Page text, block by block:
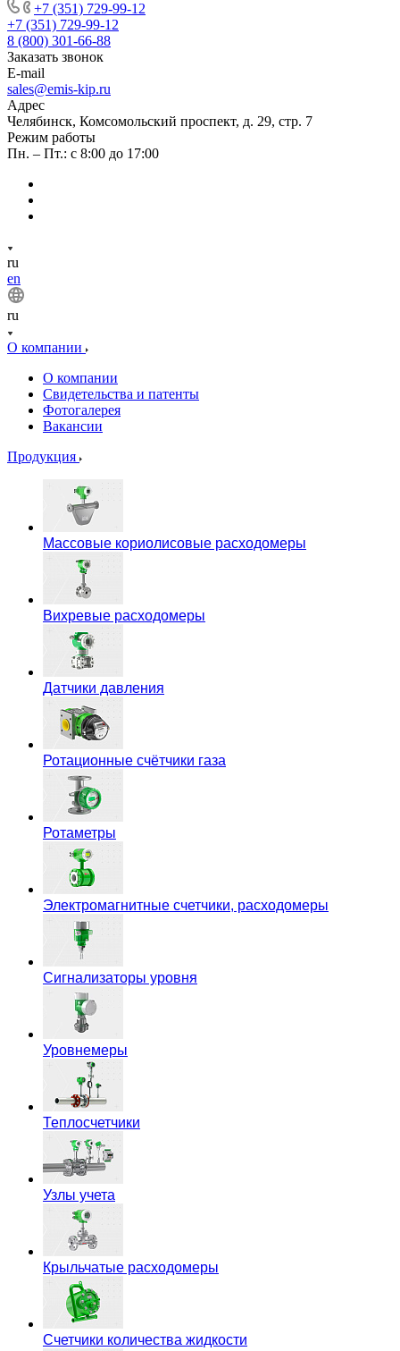
+7 (351) 729-99-12
+7 (351) 729-99-12
8 (800) 301-66-88
Заказать звонок
E-mail
sales@emis-kip.ru
Адрес
Челябинск, Комсомольский проспект, д. 29, стр. 7
Режим работы
Пн. – Пт.: с 8:00 до 17:00
ru
en
ru
О компании
О компании
Свидетельства и патенты
Фотогалерея
Вакансии
Продукция
Массовые кориолисовые расходомеры
Вихревые расходомеры
Датчики давления
Ротационные счётчики газа
Ротаметры
Электромагнитные счетчики, расходомеры
Сигнализаторы уровня
Уровнемеры
Теплосчетчики
Узлы учета
Крыльчатые расходомеры
Счетчики количества жидкости